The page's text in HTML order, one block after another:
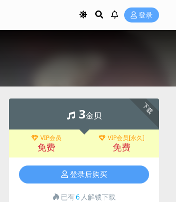
登录
下载
3金贝
VIP会员
免费
VIP会员[永久]
免费
登录后购买
已有6 人解锁下载